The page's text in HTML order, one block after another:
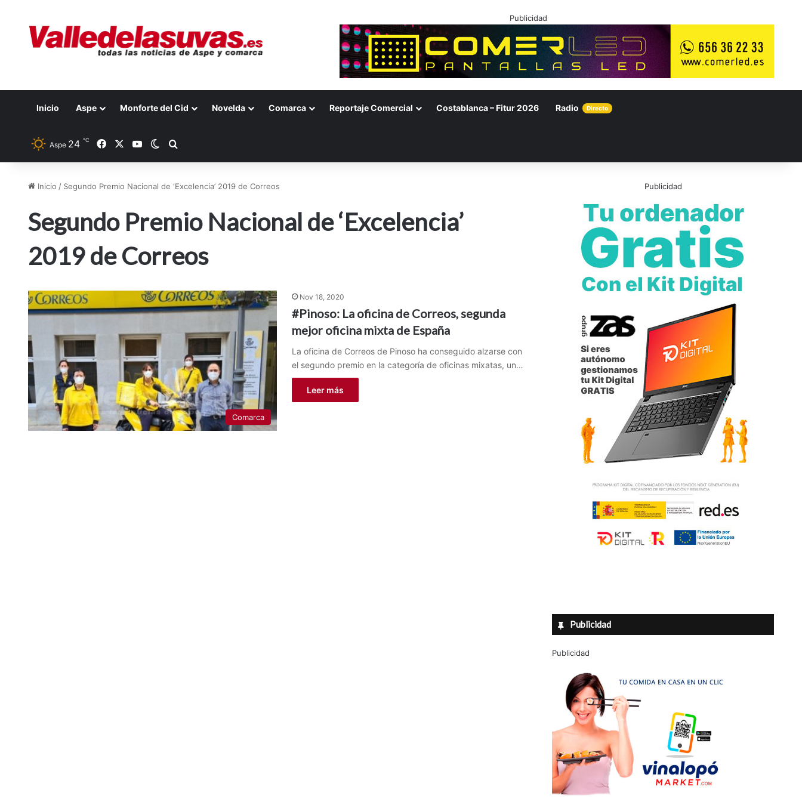
Publicidad
Inicio Aspe Monforte del Cid Novelda Comarca Reportaje Comercial Costablanca – Fitur 2026 Radio Directo
Aspe 24 ℃ FacebookYouTubeSwitch skin
Inicio / Segundo Premio Nacional de ‘Excelencia’ 2019 de Correos
Segundo Premio Nacional de ‘Excelencia’
2019 de Correos
Comarca
Nov 18, 2020
#Pinoso: La oficina de Correos, segunda
mejor oficina mixta de España
La oficina de Correos de Pinoso ha conseguido alzarse con
el segundo premio en la categoría de oficinas mixatas, un…
Leer más
Publicidad
Publicidad
Publicidad